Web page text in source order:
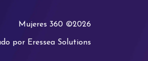
Mujeres 360 ©2026
por Eressea Solutions